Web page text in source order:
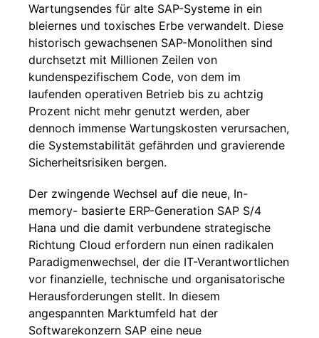
Wartungsendes für alte SAP-Systeme in ein
bleiernes und toxisches Erbe verwandelt. Diese
historisch gewachsenen SAP-Monolithen sind
durchsetzt mit Millionen Zeilen von
kundenspezifischem Code, von dem im
laufenden operativen Betrieb bis zu achtzig
Prozent nicht mehr genutzt werden, aber
dennoch immense Wartungskosten verursachen,
die Systemstabilität gefährden und gravierende
Sicherheitsrisiken bergen.
Der zwingende Wechsel auf die neue, In-
memory- basierte ERP-Generation SAP S/4
Hana und die damit verbundene strategische
Richtung Cloud erfordern nun einen radikalen
Paradigmenwechsel, der die IT-Verantwortlichen
vor finanzielle, technische und organisatorische
Herausforderungen stellt. In diesem
angespannten Marktumfeld hat der
Softwarekonzern SAP eine neue